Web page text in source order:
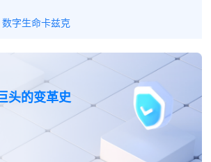
数字生命卡兹克
头的变革史